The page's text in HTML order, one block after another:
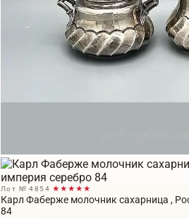
Лот № 4854 ★★★★★
Карл Фаберже молочник сахарница ,
84